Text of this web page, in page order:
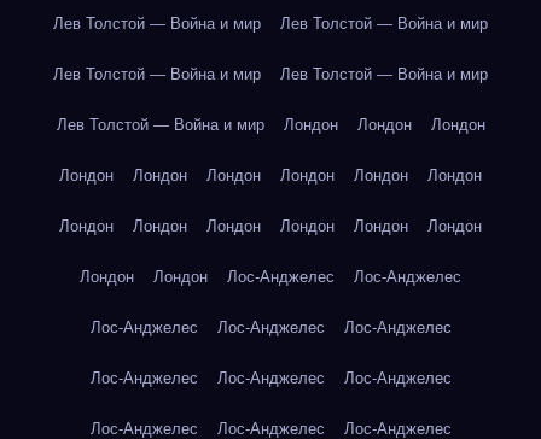
Лев Толстой — Война и мир Лев Толстой — Война и мир
Лев Толстой — Война и мир Лев Толстой — Война и мир
Лев Толстой — Война и мир Лондон Лондон Лондон
Лондон Лондон Лондон Лондон Лондон Лондон
Лондон Лондон Лондон Лондон Лондон Лондон
Лондон Лондон Лос-Анджелес Лос-Анджелес
Лос-Анджелес Лос-Анджелес Лос-Анджелес
Лос-Анджелес Лос-Анджелес Лос-Анджелес
Лос-Анджелес Лос-Анджелес Лос-Анджелес